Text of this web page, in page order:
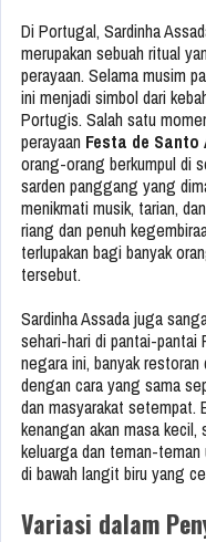
Di Portugal, Sardinha
merupakan sebuah ritual
perayaan. Selama musim
ini menjadi simbol dari
Portugis. Salah satu
perayaan Festa de Santo
orang-orang berkumpul di
sarden panggang yang
menikmati musik, tarian,
riang dan penuh
terlupakan bagi banyak
tersebut.
Sardinha Assada juga
sehari-hari di pantai-pantai
negara ini, banyak
dengan cara yang sama
dan masyarakat setempat.
kenangan akan masa
keluarga dan teman-
di bawah langit biru yang
Variasi dalam